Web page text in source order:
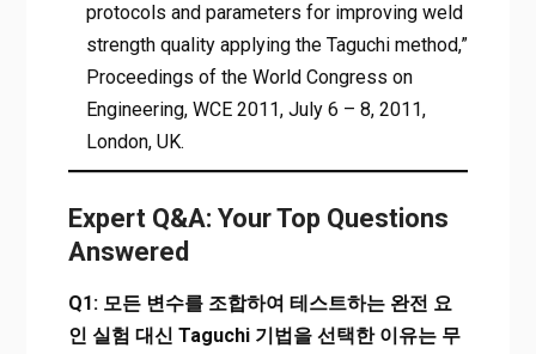
protocols and parameters for improving weld
strength quality applying the Taguchi method,”
Proceedings of the World Congress on
Engineering, WCE 2011, July 6 – 8, 2011,
London, UK.
Expert Q&A: Your Top Questions
Answered
Q1: 모든 변수를 조합하여 테스트하는 완전 요
인 실험 대신 Taguchi 기법을 선택한 이유는 무